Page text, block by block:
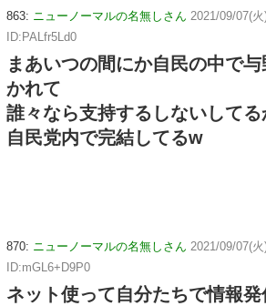
863: ニューノーマルの名無しさん 2021/09/07(
ID:PALfr5Ld0
まあいつの間にか自民の中で
かれて
誰々なら支持するしないして
自民党内で完結してるw
870: ニューノーマルの名無しさん 2021/09/07(
ID:mGL6+D9P0
ネット使って自分たちで情報